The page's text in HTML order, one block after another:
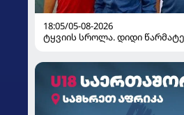
18:05/05-08-2026
ტყვიის სროლა. დიდი